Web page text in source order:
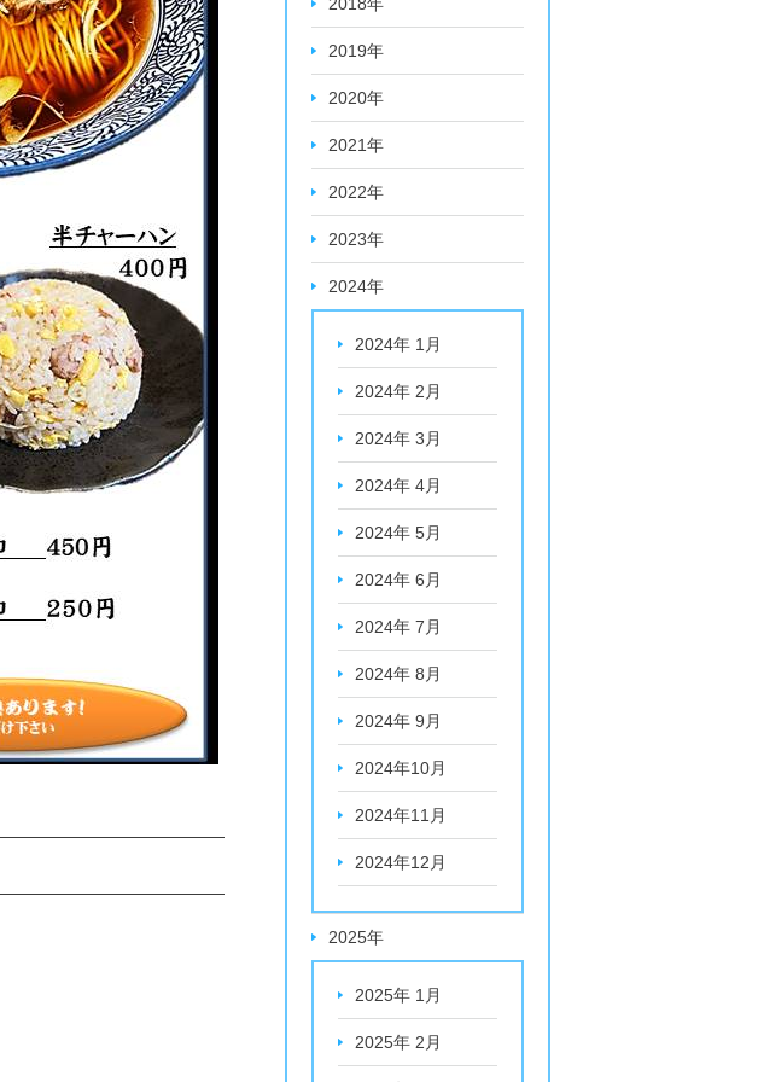
2019年
2020年
2021年
2022年
2023年
2024年
2024年 1月
2024年 2月
2024年 3月
2024年 4月
2024年 5月
2024年 6月
2024年 7月
2024年 8月
2024年 9月
2024年10月
2024年11月
2024年12月
2025年
2025年 1月
2025年 2月